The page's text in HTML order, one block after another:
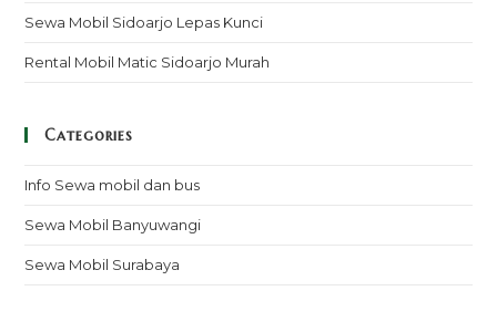
Sewa Mobil Sidoarjo Lepas Kunci
Rental Mobil Matic Sidoarjo Murah
Categories
Info Sewa mobil dan bus
Sewa Mobil Banyuwangi
Sewa Mobil Surabaya